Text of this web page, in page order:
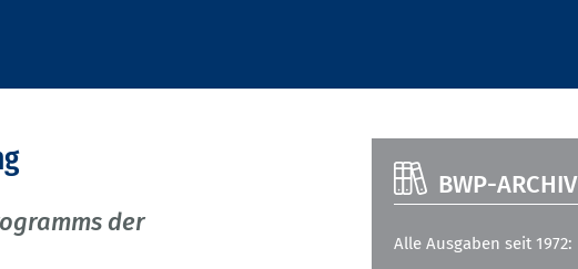
der
BWP-ARCHIV
Alle Ausgaben seit 1972: